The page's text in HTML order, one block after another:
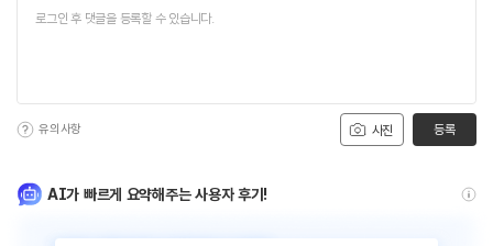
사진
유의사항 등록
AI가 빠르게 요약해주는 사용자 후기!